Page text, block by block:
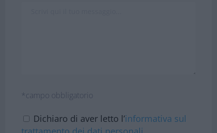
*campo obbligatorio
Dichiaro di aver letto l’informativa sul